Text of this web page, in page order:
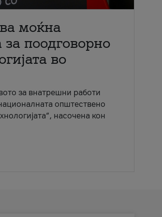
моќна
поодговорно
во
за внатрешни работи
општествено
насочена кон